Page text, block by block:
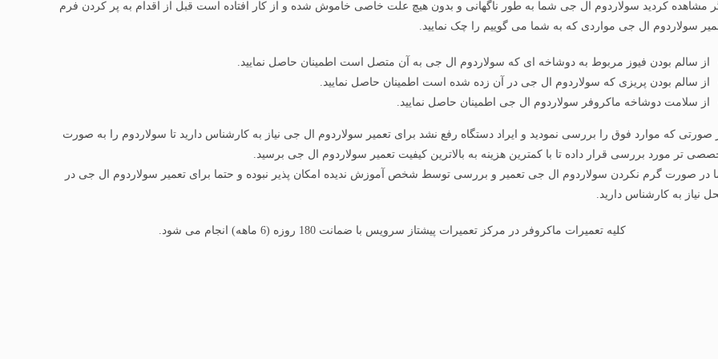
مشاهده کردید سولاردوم ال جی شما به طور ناگهانی و بدون هیچ علت خاصی خاموش شده و از کار افتاده است قبل از اقدام به پر کردن فرم
سولاردوم ال جی مواردی که به شما می گوییم را چک نمایید.
از سالم بودن فیوز مربوط به دوشاخه ای که سولاردوم ال جی به آن متصل است اطمینان حاصل نمایید.
از سالم بودن پریزی که سولاردوم ال جی در آن زده شده است اطمینان حاصل نمایید.
از سلامت دوشاخه ماکروفر سولاردوم ال جی اطمینان حاصل نمایید.
صورتی که موارد فوق را بررسی نمودید و ایراد دستگاه رفع نشد برای تعمیر سولاردوم ال جی نیاز به کارشناس دارید تا سولاردوم را به صورت
تر مورد بررسی قرار داده تا با کمترین هزینه به بالاترین کیفیت تعمیر سولاردوم ال جی برسید.
در صورت گرم نکردن سولاردوم ال جی تعمیر و بررسی توسط شخص آموزش ندیده امکان پذیر نبوده و حتما برای تعمیر سولاردوم ال جی در
نیاز به کارشناس دارید.
کلیه تعمیرات ماکروفر در مرکز تعمیرات پیشتاز سرویس با ضمانت 180 روزه (6 ماهه) انجام می شود.